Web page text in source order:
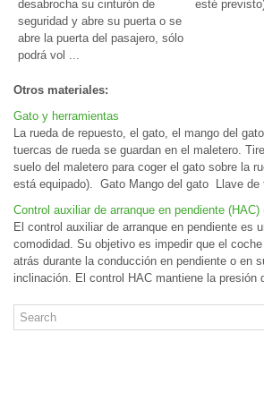
desabrocha su cinturón de
seguridad y abre su puerta o se
abre la puerta del pasajero, sólo
podrá vol ...
esté
Otros materiales:
Gato y herramientas
La rueda de repuesto, el gato, el mango del
tuercas de rueda se guardan en el maletero.
suelo del maletero para coger el gato sobre la
está equipado). Gato Mango del gato Llave de
Control auxiliar de arranque en pendiente (HAC)
El control auxiliar de arranque en pendiente es
comodidad. Su objetivo es impedir que el
atrás durante la conducción en pendiente o en
inclinación. El control HAC mantiene la presión